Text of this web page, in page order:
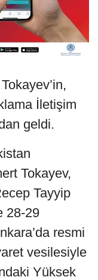
İletişim
geldi.
Tokayev,
Tayyip
28-29
resmi
vesilesiyle
Yüksek